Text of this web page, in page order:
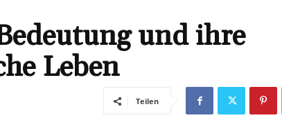
und ihre
Leben
Teilen